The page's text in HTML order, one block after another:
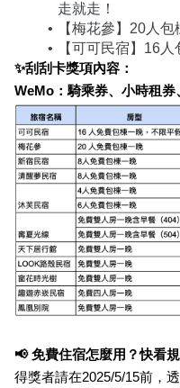
走就走！
【梅花參】20人
✨刮刮卡獎項內容：
WeMo：騎乘券、小時租
📢 免費住宿怎麼用？快看
得獎者請在2025/5/15前，